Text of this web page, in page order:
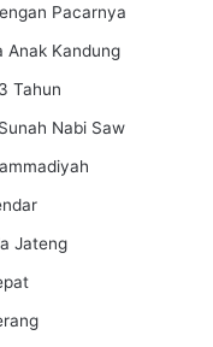
Pacarnya
Anak Kandung
Tahun
Nabi Saw
Jateng